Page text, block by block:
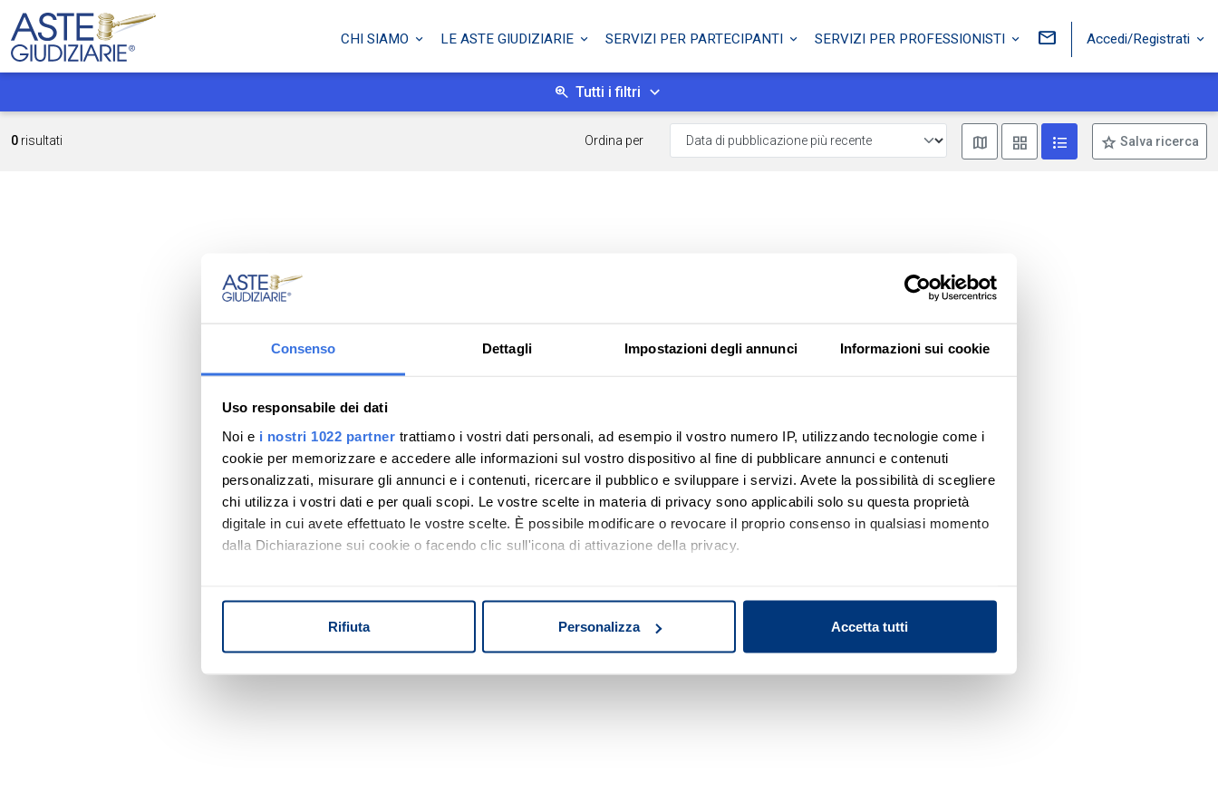
Consenso Dettagli Impostazioni degli annunci Informazioni sui cookie
Uso responsabile dei dati
Noi e i nostri 1022 partner trattiamo i vostri dati personali, ad esempio il vostro numero IP, utilizzando tecnologie come i
cookie per memorizzare e accedere alle informazioni sul vostro dispositivo al fine di pubblicare annunci e contenuti
personalizzati, misurare gli annunci e i contenuti, ricercare il pubblico e sviluppare i servizi. Avete la possibilità di scegliere
chi utilizza i vostri dati e per quali scopi. Le vostre scelte in materia di privacy sono applicabili solo su questa proprietà
digitale in cui avete effettuato le vostre scelte. È possibile modificare o revocare il proprio consenso in qualsiasi momento
dalla Dichiarazione sui cookie o facendo clic sull'icona di attivazione della privacy.
Identificare il tuo dispositivo, scansionandolo attivamente alla ricerca di caratteristiche specifiche (impronte
digitali).
Rifiuta Personalizza Accetta tutti
CHI SIAMO LE ASTE GIUDIZIARIE SERVIZI PER PARTECIPANTI SERVIZI PER PROFESSIONISTI Accedi/Registrati
Tutti i filtri
0 risultati Ordina per Mostra mappaMostra come box
Mostra come lista
Salva ricerca
Nessun risultato di ricerca
Prova a modificare o rimuovere alcuni filtri o
a cambiare l'area di ricerca.